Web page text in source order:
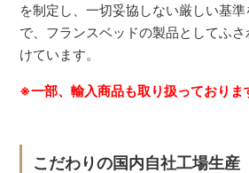
を制定し、一切妥協しない厳しい基
で、フランスベッドの製品としてふ
けています。
※一部、輸入商品も取り扱っておりま
こだわりの国内自社工場生産